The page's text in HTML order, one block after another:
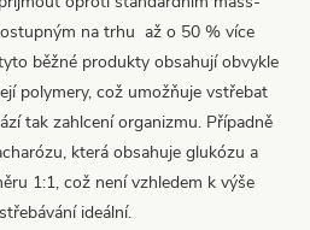
na trhu až o 50 % více
běžné produkty obsahují obvykle
polymery, což umožňuje vstřebat
tak zahlcení organizmu. Případně
která obsahuje glukózu a
1:1, což není vzhledem k výše
ideální.